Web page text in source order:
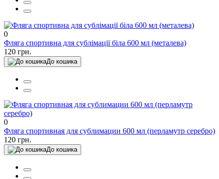
0
Фляга спортивна для сублімації біла 600 мл (металева)
120 грн.
До кошика
0
Фляга спортивная для сублимации 600 мл (перламутр серебро)
120 грн.
До кошика